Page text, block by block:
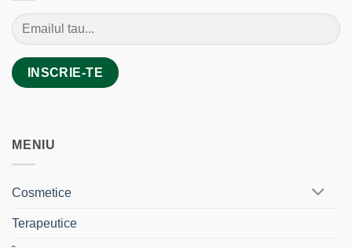
MENIU
Cosmetice
Terapeutice